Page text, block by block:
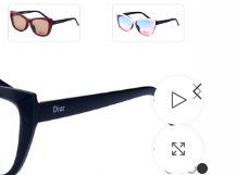
تماشای ویدئو
بزرگنمایی تصویر